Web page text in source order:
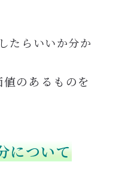
たらいいか分か
のあるものを
について